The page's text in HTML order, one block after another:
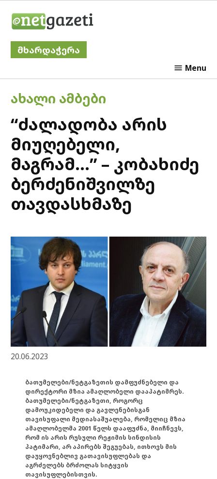
მხარდაჭერა
Menu
POSTED
IN
ᲐᲮᲐᲚᲘ ᲐᲛᲑᲔᲑᲘ
“ძალადობა არის
მიუღებელი,
მაგრამ…” – კობახიძე
ბერძენიშვილზე
თავდასხმაზე
20.06.2023
ბათუმელები/ნეტგაზეთის დამფუძნებელი და
დირექტორი მზია ამაღლობელი დააპატიმრეს.
ბათუმელები/ნეტგაზეთი, როგორც
დამოუკიდებელი და გავლენებისგან
თავისუფალი მედიასაშუალება, რომელიც მზია
ამაღლობელმა 2001 წელს დააფუძნა, მიიჩნევს,
რომ ის არის რუსული რეჟიმის სინდისის
პატიმარი, არ აპირებს შეგუებას, ითხოვს მის
დაუყოვნებლივ გათავისუფლებას და
აგრძელებს ბრძოლას სიტყვის
თავისუფლებისთვის.